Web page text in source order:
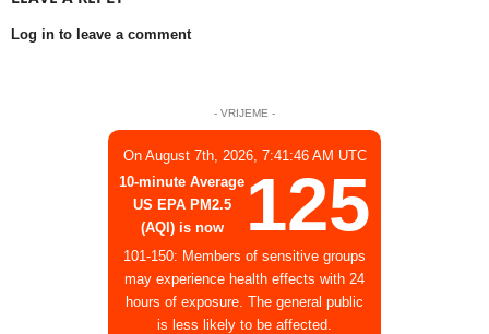
Log in to leave a comment
- VRIJEME -
On August 7th, 2026, 7:41:46 AM UTC
10-minute Average
US EPA PM2.5
(AQI) is now
125
101-150: Members of sensitive groups
may experience health effects with 24
hours of exposure. The general public
is less likely to be affected.